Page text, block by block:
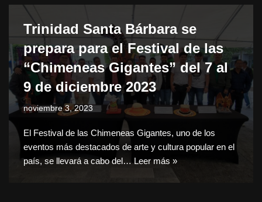
Trinidad Santa Bárbara se
prepara para el Festival de las
“Chimeneas Gigantes” del 7 al
9 de diciembre 2023
noviembre 3, 2023
El Festival de las Chimeneas Gigantes, uno de los
eventos más destacados de arte y cultura popular en el
país, se llevará a cabo del… Leer más »